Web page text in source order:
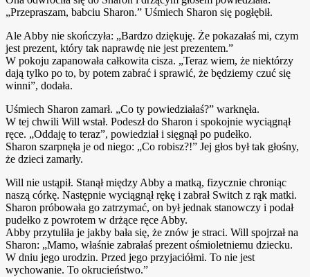
„Przepraszam, babciu Sharon.” Uśmiech Sharon się pogłębił.
Ale Abby nie skończyła: „Bardzo dziękuję. Że pokazałaś mi, czym
jest prezent, który tak naprawdę nie jest prezentem.”
W pokoju zapanowała całkowita cisza. „Teraz wiem, że niektórzy
dają tylko po to, by potem zabrać i sprawić, że będziemy czuć się
winni”, dodała.
Uśmiech Sharon zamarł. „Co ty powiedziałaś?” warknęła.
W tej chwili Will wstał. Podeszł do Sharon i spokojnie wyciągnął
ręce. „Oddaję to teraz”, powiedział i sięgnął po pudełko.
Sharon szarpnęła je od niego: „Co robisz?!” Jej głos był tak głośny,
że dzieci zamarły.
Will nie ustąpił. Stanął między Abby a matką, fizycznie chroniąc
naszą córkę. Następnie wyciągnął rękę i zabrał Switch z rąk matki.
Sharon próbowała go zatrzymać, on był jednak stanowczy i podał
pudełko z powrotem w drżące ręce Abby.
Abby przytuliła je jakby bała się, że znów je straci. Will spojrzał na
Sharon: „Mamo, właśnie zabrałaś prezent ośmioletniemu dziecku.
W dniu jego urodzin. Przed jego przyjaciółmi. To nie jest
wychowanie. To okrucieństwo.”